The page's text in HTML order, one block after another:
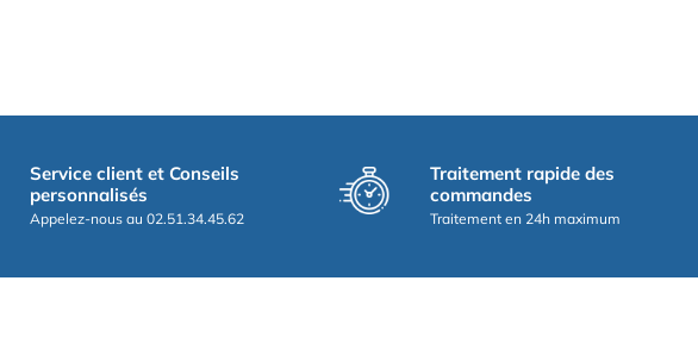
Service client et Conseils
personnalisés
Appelez-nous au 02.51.34.45.62
Traitement rapide des
commandes
Traitement en 24h maximum